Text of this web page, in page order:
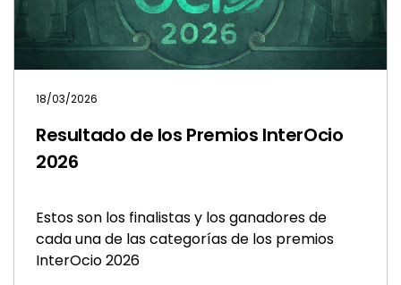
18/03/2026
Resultado de los Premios InterOcio
2026
Estos son los finalistas y los ganadores de
cada una de las categorías de los premios
InterOcio 2026